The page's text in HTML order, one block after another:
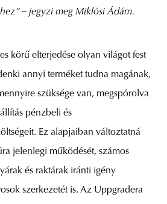
– jegyzi meg Miklósi Ádám.
körű elterjedése olyan világot fest
annyi terméket tudna magának,
szüksége van, megspórolva
pénzbeli és
Ez alapjaiban változtatná
jelenlegi működését, számos
és raktárak iránti igény
szerkezetét is. Az Uppgradera